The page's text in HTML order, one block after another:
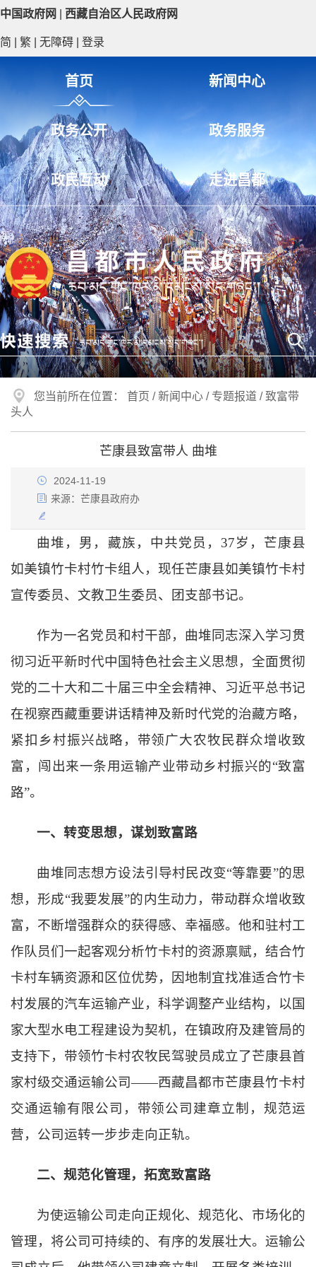
中国政府网 西藏自治区人民政府网
简 繁 无障碍 登录
首页 新闻中心
政务公开 政务服务
政民互动 走进昌都
您当前所在位置： 首页 /新闻中心 / 专题报道 / 致富带
头人
芒康县致富带人 曲堆
2024-11-19
来源： 芒康县政府办
曲堆，男，藏族，中共党员， 37岁，芒康县
如美镇竹卡村竹卡组人，现任芒康县如美镇竹卡村
宣传委员、文教卫生委员、团支部书记。
作为一名党员和村干部，曲堆同志深入学习贯
彻习近平新时代中国特色社会主义思想， 全面贯彻
党的二十大和二十届三中全会精神、习近平总书记
在视察西藏重要讲话精神及新时代党的治藏方略，
紧扣乡村振兴战略，带领广大农牧民群众增收致
富，闯出来一条用运输产业带动乡村振兴的“致富
路”。
一、转变思想，谋划致富路
曲堆同志想方设法引导村民改变“等靠要”的思
想，形成“我要发展”的内生动力，带动群众增收致
富，不断增强群众的获得感、幸福感。他和驻村工
作队员们一起客观分析竹卡村的资源禀赋，结合竹
卡村车辆资源和区位优势，因地制宜找准适合竹卡
村发展的汽车运输产业，科学调整产业结构，以国
家大型水电工程建设为契机，在镇政府及建管局的
支持下，带领竹卡村农牧民驾驶员成立了芒康县首
家村级交通运输公司——西藏昌都市芒康县竹卡村
交通运输有限公司，带领公司建章立制，规范运
营，公司运转一步步走向正轨。
二、规范化管理，拓宽致富路
为使运输公司走向正规化、规范化、市场化的
管理，将公司可持续的、有序的发展壮大。运输公